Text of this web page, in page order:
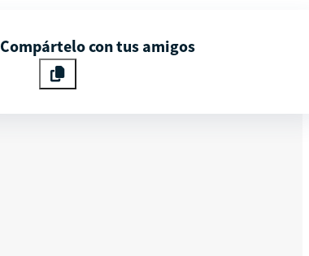
Compártelo con tus amigos